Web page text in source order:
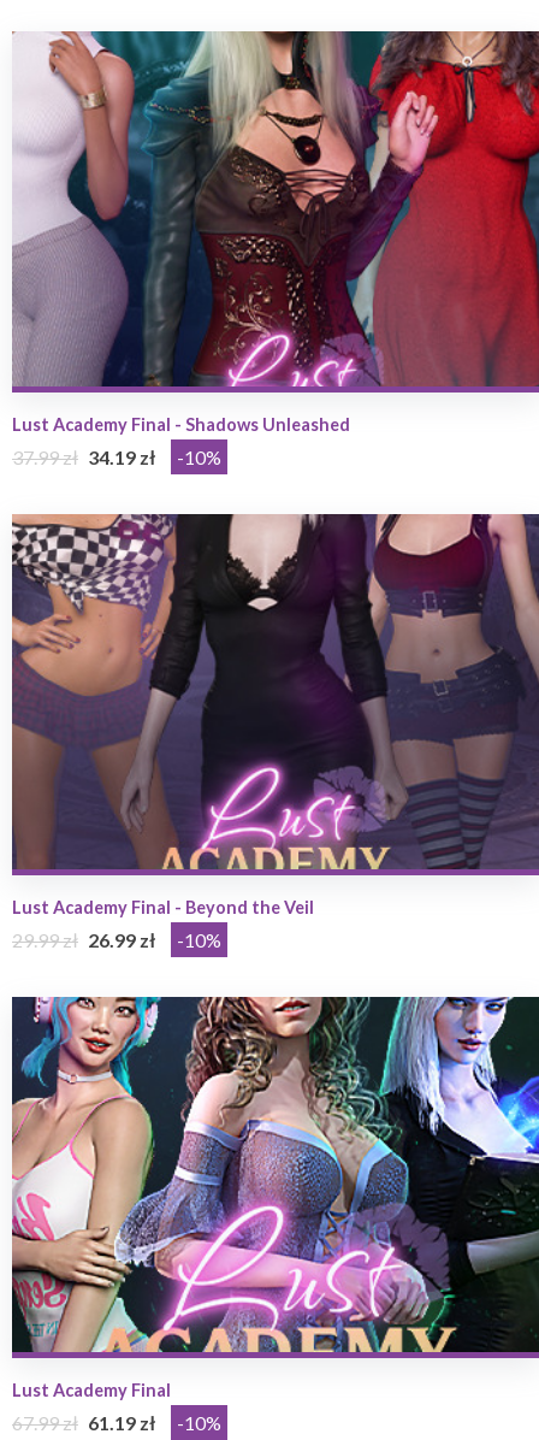
Lust Academy Final - Shadows Unleashed
37.99 zł 34.19 zł -10%
Lust Academy Final - Beyond the Veil
29.99 zł 26.99 zł -10%
Lust Academy Final
67.99 zł 61.19 zł -10%